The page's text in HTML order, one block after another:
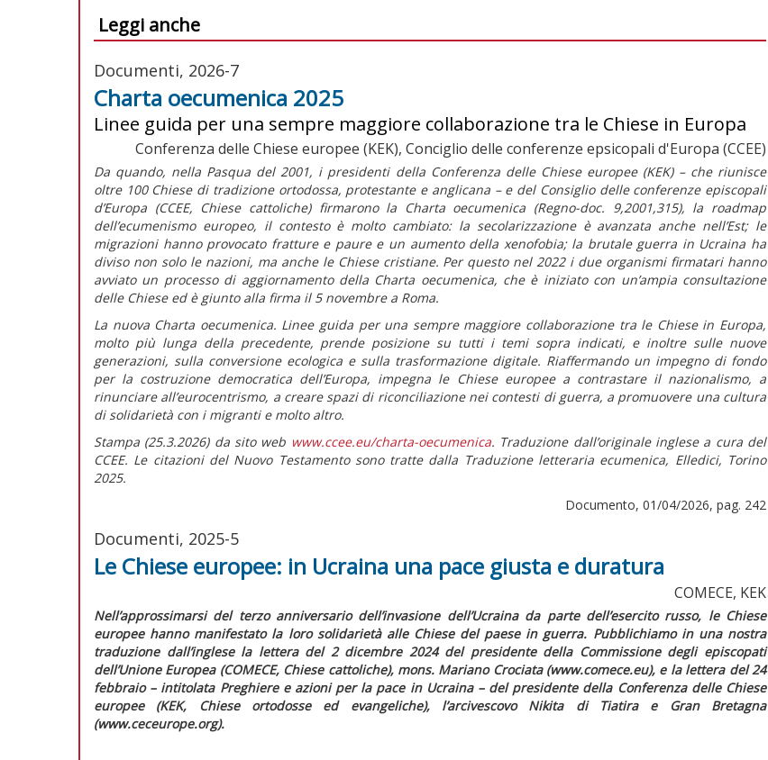
Leggi anche
Documenti, 2026-7
Charta oecumenica 2025
Linee guida per una sempre maggiore collaborazione tra le Chiese in Europa
Conferenza delle Chiese europee (KEK), Conciglio delle conferenze epsicopali d'Europa (CCEE)
Da quando, nella Pasqua del 2001, i presidenti della Conferenza delle Chiese europee (KEK) – che riunisce
oltre 100 Chiese di tradizione ortodossa, protestante e anglicana – e del Consiglio delle conferenze episcopali
d’Europa (CCEE, Chiese cattoliche) firmarono la Charta oecumenica (Regno-doc. 9,2001,315), la roadmap
dell’ecumenismo europeo, il contesto è molto cambiato: la secolarizzazione è avanzata anche nell’Est; le
migrazioni hanno provocato fratture e paure e un aumento della xenofobia; la brutale guerra in Ucraina ha
diviso non solo le nazioni, ma anche le Chiese cristiane. Per questo nel 2022 i due organismi firmatari hanno
avviato un processo di aggiornamento dellaCharta oecumenica, che è iniziato con un’ampia consultazione
delle Chiese ed è giunto alla firma il 5 novembre a Roma.
La nuova Charta oecumenica. Linee guida per una sempre maggiore collaborazione tra le Chiese in Europa,
molto più lunga della precedente, prende posizione su tutti i temi sopra indicati, e inoltre sulle nuove
generazioni, sulla conversione ecologica e sulla trasformazione digitale. Riaffermando un impegno di fondo
per la costruzione democratica dell’Europa, impegna le Chiese europee a contrastare il nazionalismo, a
rinunciare all’eurocentrismo, a creare spazi di riconciliazione nei contesti di guerra, a promuovere una cultura
di solidarietà con i migranti e molto altro.
Stampa (25.3.2026) da sito web www.ccee.eu/charta-oecumenica. Traduzione dall’originale inglese a cura del
CCEE. Le citazioni del Nuovo Testamento sono tratte dalla Traduzione letteraria ecumenica, Elledici, Torino
2025.
Documento, 01/04/2026, pag. 242
Documenti, 2025-5
Le Chiese europee: in Ucraina una pace giusta e duratura
COMECE, KEK
Nell’approssimarsi del terzo anniversario dell’invasione dell’Ucraina da parte dell’esercito russo, le Chiese
europee hanno manifestato la loro solidarietà alle Chiese del paese in guerra. Pubblichiamo in una nostra
traduzione dall’inglese la lettera del 2 dicembre 2024 del presidente della Commissione degli episcopati
dell’Unione Europea (COMECE, Chiese cattoliche), mons. Mariano Crociata (www.comece.eu), e la lettera del 24
febbraio – intitolata Preghiere e azioni per la pace in Ucraina– del presidente della Conferenza delle Chiese
europee (KEK, Chiese ortodosse ed evangeliche), l’arcivescovo Nikita di Tiatira e Gran Bretagna
(www.ceceurope.org).